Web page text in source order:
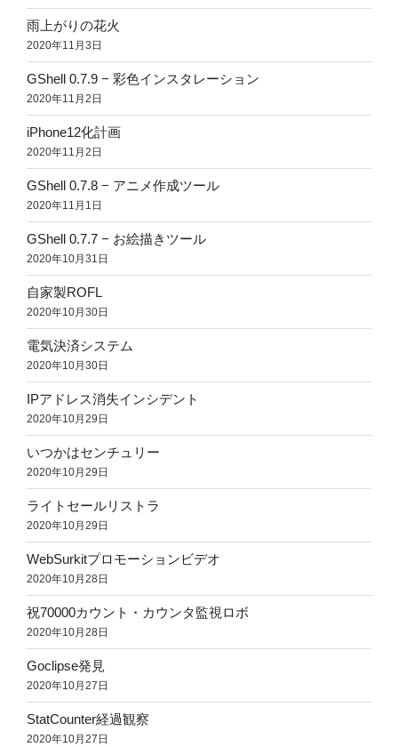
雨上がりの花火
2020年11月3日
GShell 0.7.9 − 彩色インスタレーション
2020年11月2日
iPhone12化計画
2020年11月2日
GShell 0.7.8 − アニメ作成ツール
2020年11月1日
GShell 0.7.7 − お絵描きツール
2020年10月31日
自家製ROFL
2020年10月30日
電気決済システム
2020年10月30日
IPアドレス消失インシデント
2020年10月29日
いつかはセンチュリー
2020年10月29日
ライトセールリストラ
2020年10月29日
WebSurkitプロモーションビデオ
2020年10月28日
祝70000カウント・カウンタ監視ロボ
2020年10月28日
Goclipse発見
2020年10月27日
StatCounter経過観察
2020年10月27日